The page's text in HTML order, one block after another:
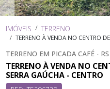
IMÓVEIS TERRENO
TERRENO À VENDA NO CENTRO
TERRENO EM PICADA CAFÉ - RS
TERRENO À VENDA NO
SERRA GAÚCHA - CENTRO